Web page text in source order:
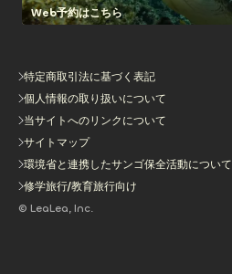
Web予約はこちら
特定商取引法に基づく表記
個人情報の取り扱いについて
当サイトへのリンクについて
サイトマップ
環境省と連携したサンゴ保全活動について
修学旅行/教育旅行向け
© LeaLea, Inc.